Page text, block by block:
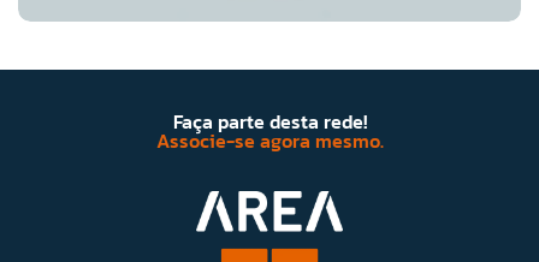
Faça parte desta rede!
Associe-se agora mesmo.